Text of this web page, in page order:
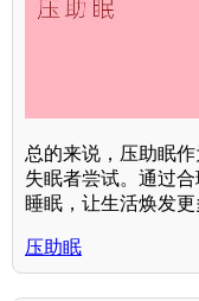
总的来说，压助眠
失眠者尝试。通过
睡眠，让生活焕发更
压助眠